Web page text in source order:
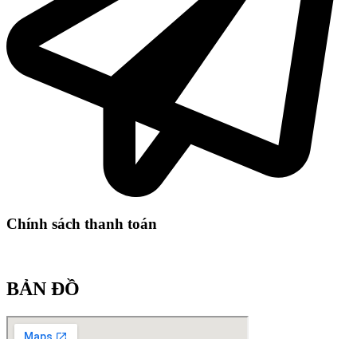
Chính sách thanh toán
BẢN ĐỒ